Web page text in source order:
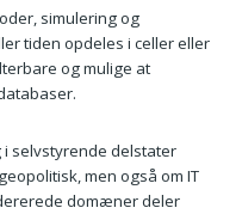
simulering og
tiden opdeles i celler eller
og mulige at
i selvstyrende delstater
men også om IT
domæner deler